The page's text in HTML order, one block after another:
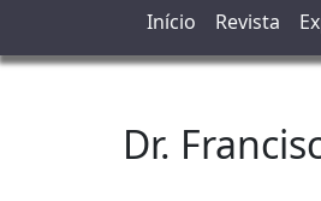
Início Revista
Dr.